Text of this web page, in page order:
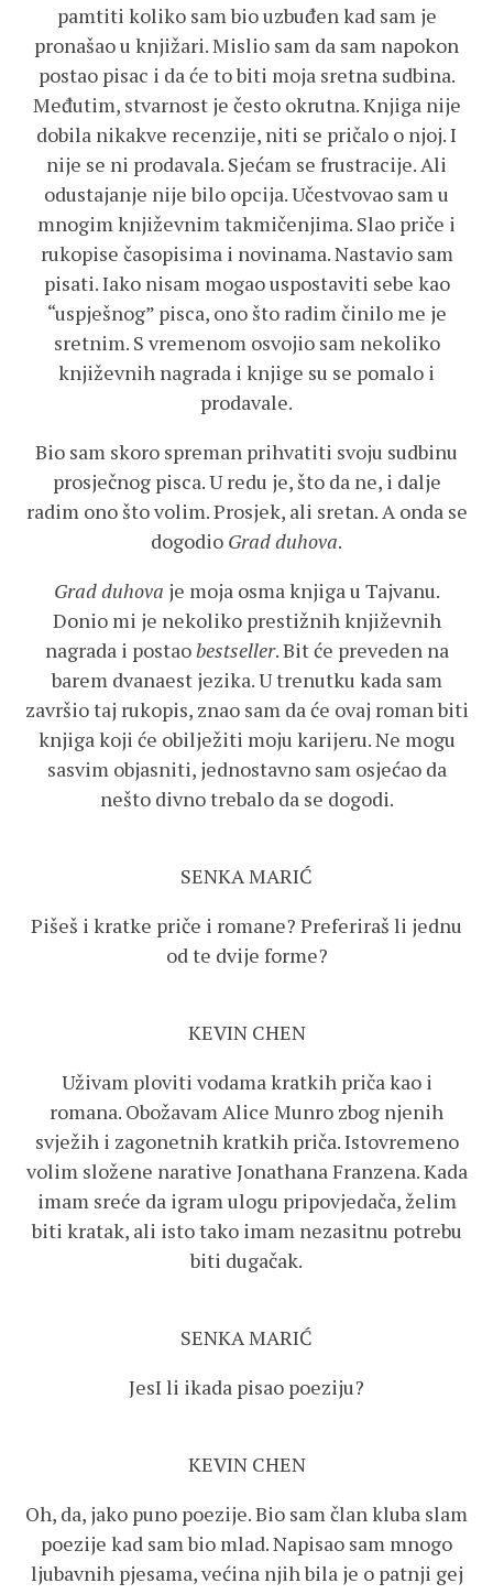
pamtiti koliko sam bio uzbuđen kad sam je
pronašao u knjižari. Mislio sam da sam napokon
postao pisac i da će to biti moja sretna sudbina.
Međutim, stvarnost je često okrutna. Knjiga nije
dobila nikakve recenzije, niti se pričalo o njoj. I
nije se ni prodavala. Sjećam se frustracije. Ali
odustajanje nije bilo opcija. Učestvovao sam u
mnogim književnim takmičenjima. Slao priče i
rukopise časopisima i novinama. Nastavio sam
pisati. Iako nisam mogao uspostaviti sebe kao
“uspješnog” pisca, ono što radim činilo me je
sretnim. S vremenom osvojio sam nekoliko
književnih nagrada i knjige su se pomalo i
prodavale.
Bio sam skoro spreman prihvatiti svoju sudbinu
prosječnog pisca. U redu je, što da ne, i dalje
radim ono što volim. Prosjek, ali sretan. A onda se
dogodio Grad duhova.
Grad duhova je moja osma knjiga u Tajvanu.
Donio mi je nekoliko prestižnih književnih
nagrada i postaobestseller. Bit će preveden na
barem dvanaest jezika. U trenutku kada sam
završio taj rukopis, znao sam da će ovaj roman biti
knjiga koji će obilježiti moju karijeru. Ne mogu
sasvim objasniti, jednostavno sam osjećao da
nešto divno trebalo da se dogodi.
SENKA MARIĆ
Pišeš i kratke priče i romane? Preferiraš li jednu
od te dvije forme?
KEVIN CHEN
Uživam ploviti vodama kratkih priča kao i
romana. Obožavam Alice Munro zbog njenih
svježih i zagonetnih kratkih priča. Istovremeno
volim složene narative Jonathana Franzena. Kada
imam sreće da igram ulogu pripovjedača, želim
biti kratak, ali isto tako imam nezasitnu potrebu
biti dugačak.
SENKA MARIĆ
JesI li ikada pisao poeziju?
KEVIN CHEN
Oh, da, jako puno poezije. Bio sam član kluba slam
poezije kad sam bio mlad. Napisao sam mnogo
ljubavnih pjesama, većina njih bila je o patnji gej